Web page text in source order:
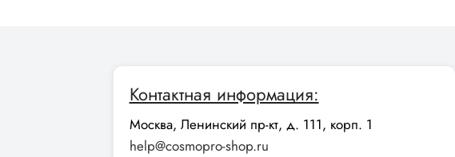
Контактная информация:
Москва, Ленинский пр-кт, д. 111, корп. 1
help@cosmopro-shop.ru